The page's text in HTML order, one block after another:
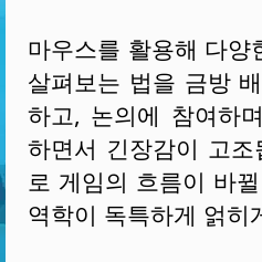
마우스를 활용해 다
살펴보는 법을 금방
하고, 논의에 참여하
하면서 긴장감이 고
로 게임의 흐름이 바
역학이 독특하게 얽히